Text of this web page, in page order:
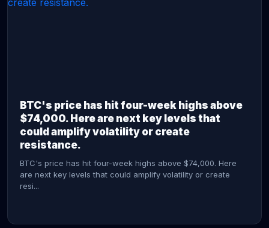
BTC's price has hit four-week highs above
$74,000. Here are next key levels that
could amplify volatility or create
resistance.
BTC's price has hit four-week highs above $74,000. Here
are next key levels that could amplify volatility or create
resi...